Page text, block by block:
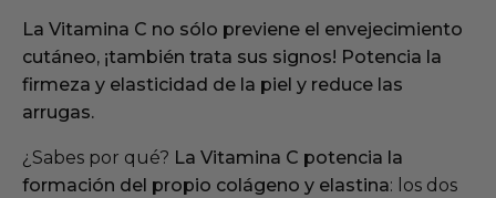
La Vitamina C no sólo previene el envejecimiento
cutáneo, ¡también trata sus signos! Potencia la
firmeza y elasticidad de la piel y reduce las
arrugas.
¿Sabes por qué? La Vitamina C potencia la
formación del propio colágeno y elastina: los dos